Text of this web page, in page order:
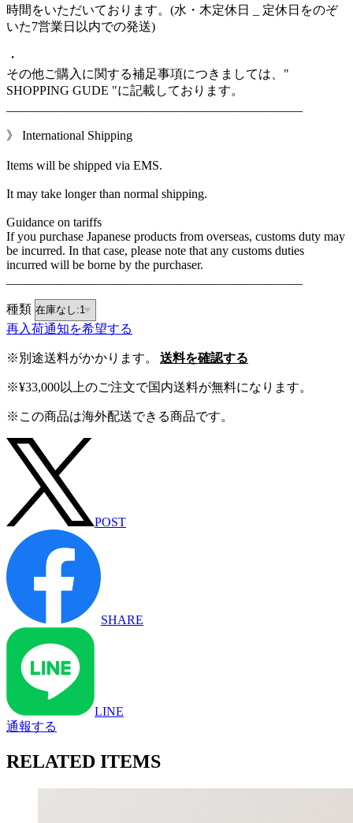
時間をいただいております。(水・木定休日 _ 定休日をのぞ
いた7営業日以内での発送)
・
その他ご購入に関する補足事項につきましては、"
SHOPPING GUDE "に記載しております。
》 International Shipping
Items will be shipped via EMS.
It may take longer than normal shipping.
Guidance on tariffs
If you purchase Japanese products from overseas, customs duty may
be incurred. In that case, please note that any customs duties
incurred will be borne by the purchaser.
種類
再入荷通知を希望する
※別途送料がかかります。 送料を確認する
※¥33,000以上のご注文で国内送料が無料になります。
※この商品は海外配送できる商品です。
POST
SHARE
LINE
通報する
RELATED ITEMS